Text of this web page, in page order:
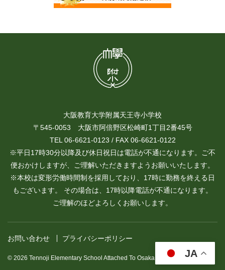
大阪教育大学附属天王寺小学校
〒545-0053 大阪市阿倍野区松崎町1丁目2番45号
TEL 06-6621-0123 / FAX 06-6621-0122
※平日17時30分以降及び休日祝日は電話が不通になります。ご不
便おかけしますが、ご理解いただきますようお願いいたします。
※本校は変形労働時間制を採用しており、17時に勤務を終える日
もございます。 その場合は、17時以降電話が不通になります。
ご理解のほどよろしくお願いします。
お問い合わせ プライバシーポリシー
© 2026 Tennoji Elementary School Attached To Osaka Kyoiku University.
JA